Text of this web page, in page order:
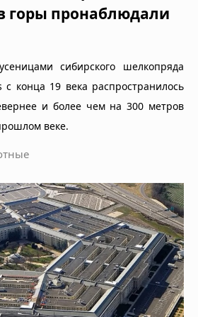
горы пронаблюдали
сибирского шелкопряда
конца 19 века распространилось
и более чем на 300 метров
веке.